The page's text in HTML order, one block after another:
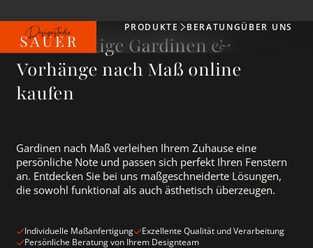
Produkte
PRODUKTE BERATUNGÜBER UNS
Hochwertige Gardinen &
Vorhänge nach Maß online
kaufen
Gardinen nach Maß verleihen Ihrem Zuhause eine
persönliche Note und passen sich perfekt Ihren Fenstern
an. Entdecken Sie bei uns maßgeschneiderte Lösungen,
die sowohl funktional als auch ästhetisch überzeugen.
Individuelle Maßanfertigung
Exzellente Qualität und Verarbeitung
Persönliche Beratung von Ihrem Designteam